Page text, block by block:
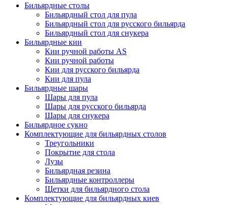
Бильярдные столы
Бильярдный стол для пула
Бильярдный стол для русского бильярда
Бильярдный стол для снукера
Бильярдные кии
Кии ручной работы AS
Кии ручной работы
Кии для русского бильярда
Кии для пула
Бильярдные шары
Шары для пула
Шары для русского бильярда
Шары для снукера
Бильярдное сукно
Комплектующие для бильярдных столов
Треугольники
Покрытие для стола
Лузы
Бильярдная резина
Бильярдные контроллеры
Щетки для бильярдного стола
Комплектующие для бильярдных киев